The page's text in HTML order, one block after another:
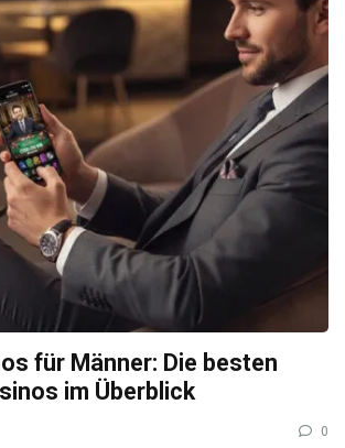
für Männer: Die besten
im Überblick
0